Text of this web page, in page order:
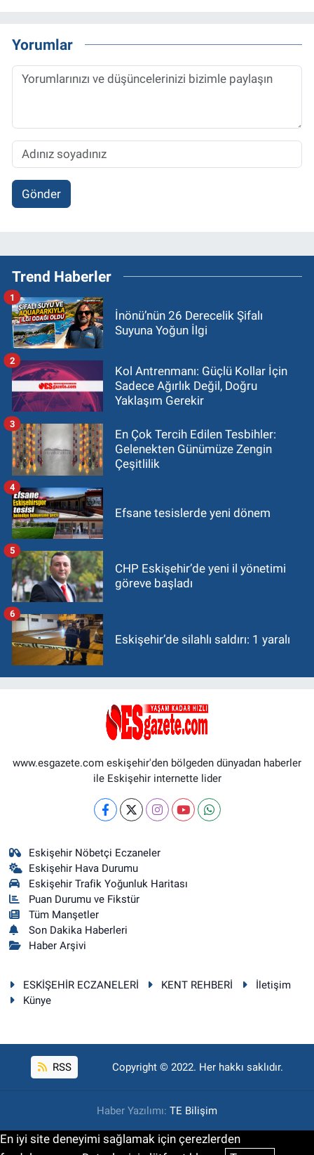
Yorumlar
Gönder
Trend Haberler
İnönü’nün 26 Derecelik Şifalı
Suyuna Yoğun İlgi
1
Kol Antrenmanı: Güçlü Kollar İçin
Sadece Ağırlık Değil, Doğru
Yaklaşım Gerekir
2
En Çok Tercih Edilen Tesbihler:
Gelenekten Günümüze Zengin
Çeşitlilik
3
Efsane tesislerde yeni dönem
4
CHP Eskişehir’de yeni il yönetimi
göreve başladı
5
Eskişehir’de silahlı saldırı: 1 yaralı
6
www.esgazete.com eskişehir'den bölgeden dünyadan haberler
ile Eskişehir internette lider
Eskişehir Nöbetçi Eczaneler
Eskişehir Hava Durumu
Eskişehir Trafik Yoğunluk Haritası
Puan Durumu ve Fikstür
Tüm Manşetler
Son Dakika Haberleri
Haber Arşivi
ESKİŞEHİR ECZANELERİ KENT REHBERİ
İletişim
Künye
RSS Copyright © 2022. Her hakkı saklıdır.
Haber Yazılımı: TE Bilişim
En iyi site deneyimi sağlamak için çerezlerden